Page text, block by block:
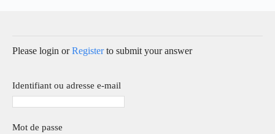
Please login orRegisterto submit your answer
Identifiant ou adresse e-mail
Mot de passe